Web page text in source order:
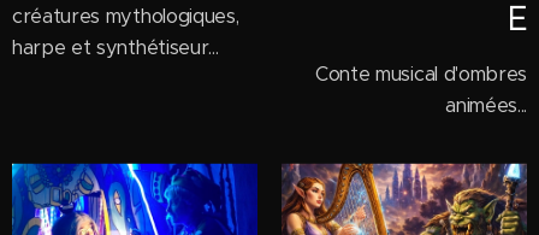
créatures mythologiques,
harpe et synthétiseur...
E
Conte musical d'ombres
animées...